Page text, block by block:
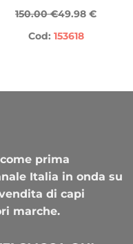
150.00 €49.98 €
Cod: 153618
prima
Italia in onda su
di capi
marche.